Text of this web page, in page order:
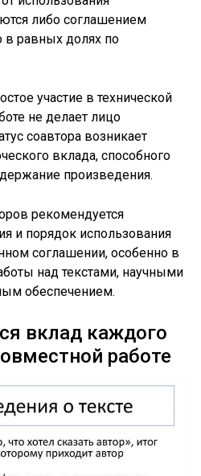
либо соглашением
в равных долях по
участие в технической
не делает лицо
соавтора возникает
вклада, способного
произведения.
рекомендуется
и порядок использования
соглашении, особенно в
над текстами, научными
обеспечением.
вклад каждого
работе